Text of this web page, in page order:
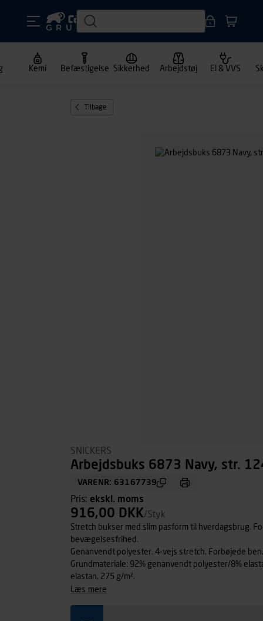
Kemi Befæstigelse Sikkerhed Arbejdstøj El & VVS
Tilbage
SNICKERS
Arbejdsbuks 6873 Navy, str.
VARENR: 63167739
Pris: ekskl. moms
916,00 DKK/Styk
Stretch bukser med slim pasform til hverdagsbrug.
bevægelsesfrihed.
Genanvendt polyester. 4-vejs stretch. Forbøjede ben.
Grundmateriale: 92% genanvendt polyester/8%
elastan, 275 g/m².
læs mere